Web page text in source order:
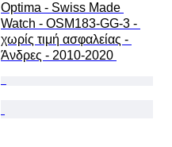
Optima - Swiss Made
Watch - OSM183-GG-3 -
χωρίς τιμή ασφαλείας -
Άνδρες - 2010-2020